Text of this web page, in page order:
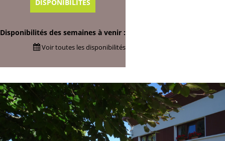
DISPONIBILITÉS
Disponibilités des semaines à venir :
Voir toutes les disponibilités